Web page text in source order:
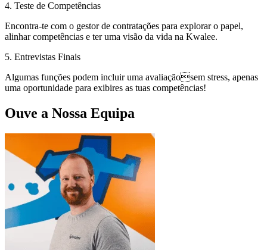
4. Teste de Competências
Encontra-te com o gestor de contratações para explorar o papel,
alinhar competências e ter uma visão da vida na Kwalee.
5. Entrevistas Finais
Algumas funções podem incluir uma avaliaçãosem stress, apenas
uma oportunidade para exibires as tuas competências!
Ouve a Nossa Equipa